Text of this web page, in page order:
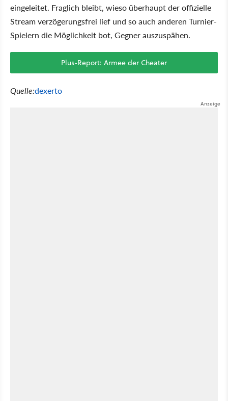
eingeleitet. Fraglich bleibt, wieso überhaupt der offizielle
Stream verzögerungsfrei lief und so auch anderen Turnier-
Spielern die Möglichkeit bot, Gegner auszuspähen.
Plus-Report: Armee der Cheater
Quelle:dexerto